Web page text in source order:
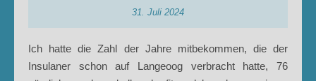
31. Juli 2024
Ich hatte die Zahl der Jahre mitbekommen, die der
Insulaner schon auf Langeoog verbracht hatte, 76